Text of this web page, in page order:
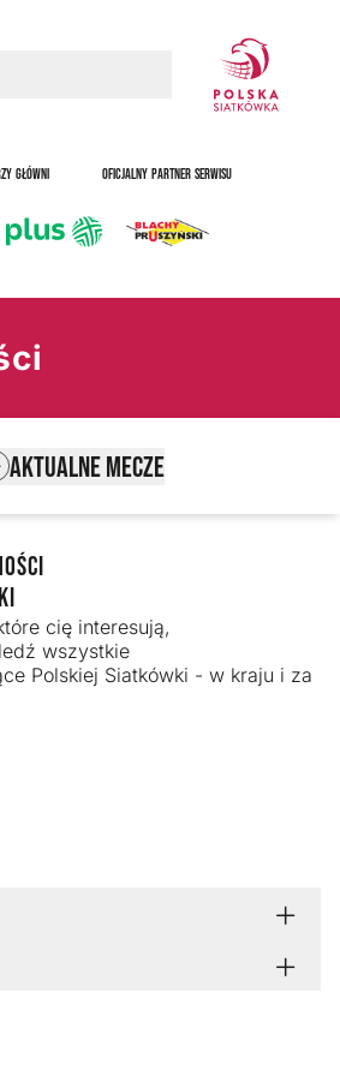
GŁÓWNI OFICJALNY PARTNER SERWISU
AKTUALNE MECZE
cię interesują,
wszystkie
Polskiej Siatkówki - w kraju i za